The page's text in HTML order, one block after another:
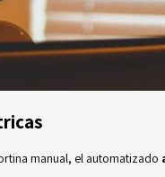
manual, el automatizado